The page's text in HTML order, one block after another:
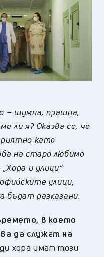
– шумна, прашна,
ли я? Оказва се, че
като
на старо любимо
и улици“
улици,
бъдат разказани.
в което
да служат на
хора имат този